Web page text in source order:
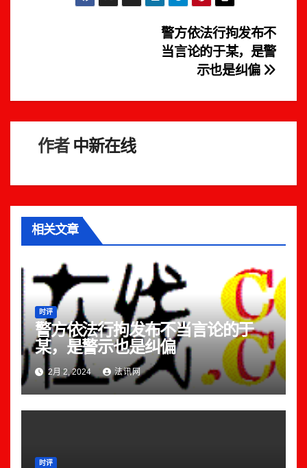
导
航
警方依法行拘发布不
当言论的于某，是警
示也是纠偏
作者 中新在线
相关文章
时评
警方依法行拘发布不当言论的于
某，是警示也是纠偏
2月 2, 2024 法讯网
时评